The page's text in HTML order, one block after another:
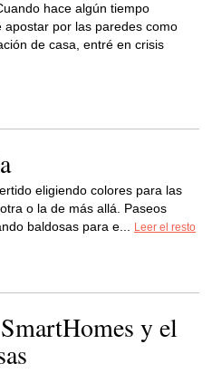
hace algún tiempo
por las paredes como
de casa, entré en crisis
eligiendo colores para las
o la de más allá. Paseos
baldosas para e...
Leer el resto
y el